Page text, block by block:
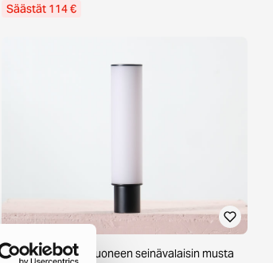
Säästät 114 €
Astro Kyoto kylpyhuoneen seinävalaisin musta